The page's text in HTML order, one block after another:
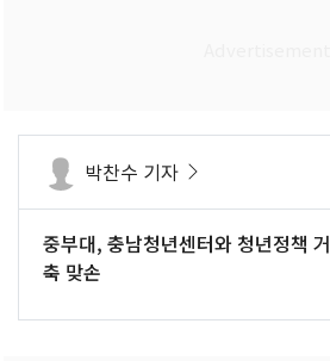
박찬수 기자
중부대, 충남청년센터와 청년정책
축 맞손